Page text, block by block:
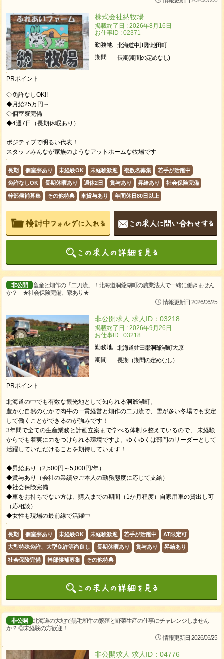
株式会社納牧場
掲載終了日 : 2026年8月16日
お仕事ID : 02371
勤務地
北海道中川郡池田町
期間
長期(期間の定めなし)
PRポイント
◇免許なしOK!!
◆月給25万円～
◇個室寮完備
◆4週7日（長期休暇あり）
ポジティブで明るい代表！
スタッフみんなが家族のようなアットホームな牧場です
長期 個室寮あり 未経験OK 未経験歓迎 複数名募集 若手が活躍中
免許なしOK 長期休暇あり 週休2日 賞与あり 昇給あり 社会保険完備
幹部候補募集 その他特典 車貸与あり 年間休日80日以上
非公開
畜産と畑作の「二刀流」！北海道洞爺湖町の農業法人で一緒に働きません
か？ ★社会保険完備、寮あり★
情報更新日 2026/06/25
非公開求人 求人ID：03218
掲載終了日 : 2026年9月26日
お仕事ID : 03218
勤務地
北海道虻田郡洞爺湖町大原
期間
長期（期間の定めなし）
PRポイント
北海道の中でも有数な観光地として知られる洞爺湖町。
豊かな自然のなかで肉牛の一貫経営と畑作の二刀流で、雪が多い冬場でも安定
して働くことができるのが強みです！
3年間で全ての生産業務と計画立案まで学べる体制を整えているので、 未経験
からでも着実に力をつけられる環境ですよ。ゆくゆくは部門のリーダーとして
活躍していただけることを期待しています！
◆昇給あり（2,500円～5,000円/年）
◆賞与あり（会社の業績やご本人の勤務態度に応じて支給）
◆社会保険完備
◆車をお持ちでない方は、購入までの期間（1か月程度）自家用車の貸出し可
（応相談）
◆女性も現場の最前線で活躍中
長期 個室寮あり 未経験OK 未経験歓迎 若手が活躍中 AT限定可
大型特殊免許、大型免許等尚良し 長期休暇あり 賞与あり 昇給あり
社会保険完備 幹部候補募集 その他特典
非公開
北海道の大地で黒毛和牛の繁殖と野菜生産の仕事にチャレンジしません
か？ ◎未経験の方歓迎！
情報更新日 2026/06/25
非公開求人 求人ID：04776